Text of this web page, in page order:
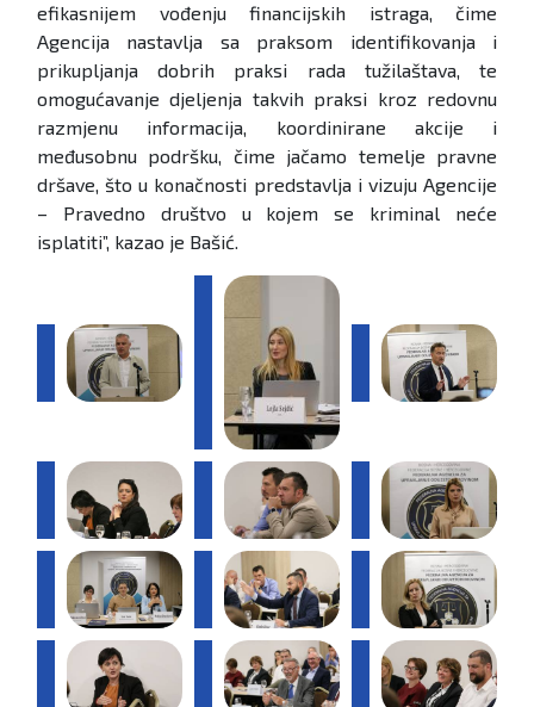
efikasnijem vođenju financijskih istraga, čime
Agencija nastavlja sa praksom identifikovanja i
prikupljanja dobrih praksi rada tužilaštava, te
omogućavanje djeljenja takvih praksi kroz redovnu
razmjenu informacija, koordinirane akcije i
međusobnu podršku, čime jačamo temelje pravne
dršave, što u konačnosti predstavlja i vizuju Agencije
– Pravedno društvo u kojem se kriminal neće
isplatiti”, kazao je Bašić.